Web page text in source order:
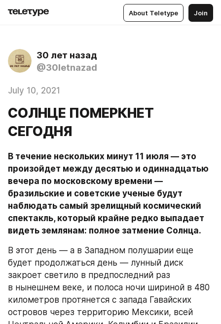
About Teletype Join
30 лет назад
@30letnazad
July 10, 2021
СОЛНЦЕ ПОМЕРКНЕТ
СЕГОДНЯ
В течение нескольких минут 11 июля — это
произойдет между десятью и одиннадцатью
вечера по московскому времени —
бразильские и советские ученые будут
наблюдать самый зрелищный космический
спектакль, который крайне редко выпадает
видеть землянам: полное затмение Солнца.
В этот день — а в Западном полушарии еще
будет продолжаться день — лунный диск
закроет светило в предпоследний раз
в нынешнем веке, и полоса ночи шириной в 480
километров протянется с запада Гавайских
островов через территорию Мексики, всей